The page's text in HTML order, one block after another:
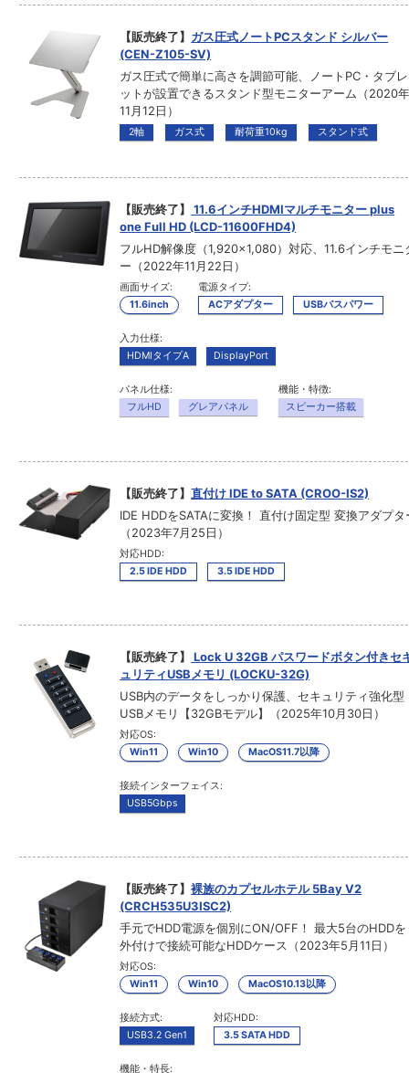
【販売終了】 ガス圧式ノートPCスタンド シルバー
(CEN-Z105-SV)
ガス圧式で簡単に高さを調節可能、ノートPC・タブレ
ットが設置できるスタンド型モニターアーム（2020
11月12日）
2軸 ガス式 耐荷重10kg スタンド式
【販売終了】
11.6インチHDMIマルチモニター plus
one Full HD (LCD-11600FHD4)
フルHD解像度（1,920×1,080）対応、11.6インチモニ
ー（2022年11月22日）
画面サイズ:
11.6inch
電源タイプ:
ACアダプター
USBバスパワー
入力仕様:
HDMIタイプA
DisplayPort
パネル仕様:
フルHD
グレアパネル
機能・特徴:
スピーカー搭載
【販売終了】直付け IDE to SATA (CROO-IS2)
IDE HDDをSATAに変換！ 直付け固定型 変換アダプタ
（2023年7月25日）
対応HDD:
2.5 IDE HDD
3.5 IDE HDD
【販売終了】
Lock U 32GB パスワードボタン付きセ
ュリティUSBメモリ (LOCKU-32G)
USB内のデータをしっかり保護、セキュリティ強化型
USBメモリ【32GBモデル】（2025年10月30日）
対応OS:
Win11
Win10 MacOS11.7以降
接続インターフェイス:
USB5Gbps
【販売終了】裸族のカプセルホテル 5Bay V2
(CRCH535U3ISC2)
手元でHDD電源を個別にON/OFF！ 最大5台のHDDを
外付けで接続可能なHDDケース（2023年5月11日）
対応OS:
Win11
Win10 MacOS10.13以降
接続方式:
USB3.2 Gen1
対応HDD:
3.5 SATA HDD
機能・特長: